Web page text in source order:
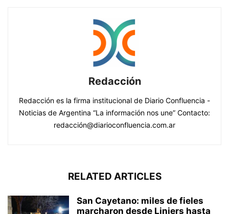
Redacción
Redacción es la firma institucional de Diario Confluencia -
Noticias de Argentina “La información nos une” Contacto:
redacción@diarioconfluencia.com.ar
RELATED ARTICLES
San Cayetano: miles de fieles
marcharon desde Liniers hasta